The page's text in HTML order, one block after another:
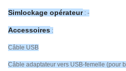
Simlockage opérateur : -
Accessoires :
Câble USB
Câble adaptateur vers USB-femelle (pour